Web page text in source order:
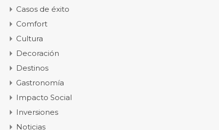
Casos de éxito
Comfort
Cultura
Decoración
Destinos
Gastronomía
Impacto Social
Inversiones
Noticias